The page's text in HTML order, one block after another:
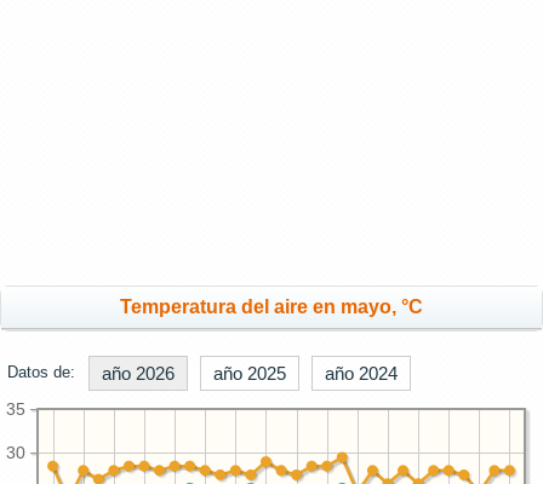
Temperatura del aire en mayo, °C
Datos de: año 2026 año 2025 año 2024
30
35